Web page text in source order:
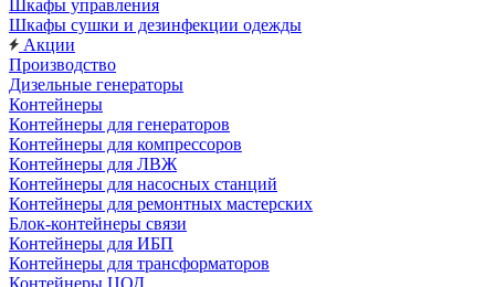
Шкафы управления
Шкафы сушки и дезинфекции одежды
Акции
Производство
Дизельные генераторы
Контейнеры
Контейнеры для генераторов
Контейнеры для компрессоров
Контейнеры для ЛВЖ
Контейнеры для насосных станций
Контейнеры для ремонтных мастерских
Блок-контейнеры связи
Контейнеры для ИБП
Контейнеры для трансформаторов
Контейнеры ЦОД